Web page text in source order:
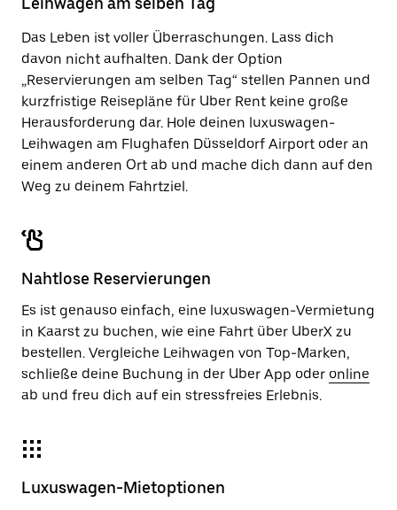
zu
Das Leben ist voller Überraschungen. Lass dich
davon nicht aufhalten. Dank der Option
„Reservierungen am selben Tag“ stellen Pannen und
kurzfristige Reisepläne für Uber Rent keine große
Herausforderung dar. Hole deinen luxuswagen-
Leihwagen am Flughafen Düsseldorf Airport oder an
einem anderen Ort ab und mache dich dann auf den
Weg zu deinem Fahrtziel.
Nahtlose Reservierungen
Es ist genauso einfach, eine luxuswagen-Vermietung
in Kaarst zu buchen, wie eine Fahrt über UberX zu
bestellen. Vergleiche Leihwagen von Top-Marken,
schließe deine Buchung in der Uber App oder online
ab und freu dich auf ein stressfreies Erlebnis.
Luxuswagen-Mietoptionen